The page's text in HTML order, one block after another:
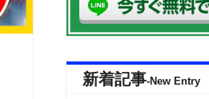
新着記事-New Entry